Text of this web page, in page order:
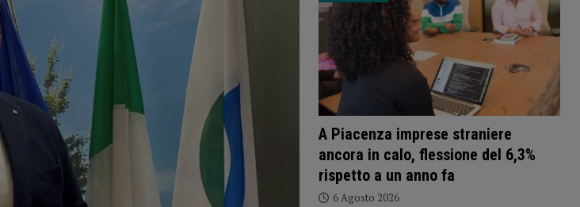
A Piacenza imprese straniere
ancora in calo, flessione del 6,3%
rispetto a un anno fa
6 Agosto 2026